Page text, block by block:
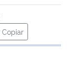
Copiar
para área de